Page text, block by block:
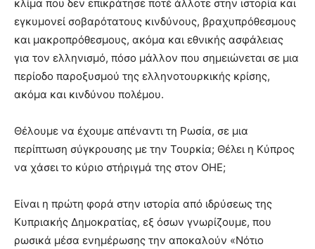
κλίμα που δεν επικράτησε ποτέ άλλοτε στην ιστορία και
εγκυμονεί σοβαρότατους κινδύνους, βραχυπρόθεσμους
και μακροπρόθεσμους, ακόμα και εθνικής ασφάλειας
για τον ελληνισμό, πόσο μάλλον που σημειώνεται σε μια
περίοδο παροξυσμού της ελληνοτουρκικής κρίσης,
ακόμα και κινδύνου πολέμου.
Θέλουμε να έχουμε απέναντι τη Ρωσία, σε μια
περίπτωση σύγκρουσης με την Τουρκία; Θέλει η Κύπρος
να χάσει το κύριο στήριγμά της στον ΟΗΕ;
Είναι η πρώτη φορά στην ιστορία από ιδρύσεως της
Κυπριακής Δημοκρατίας, εξ όσων γνωρίζουμε, που
ρωσικά μέσα ενημέρωσης την αποκαλούν «Νότιο